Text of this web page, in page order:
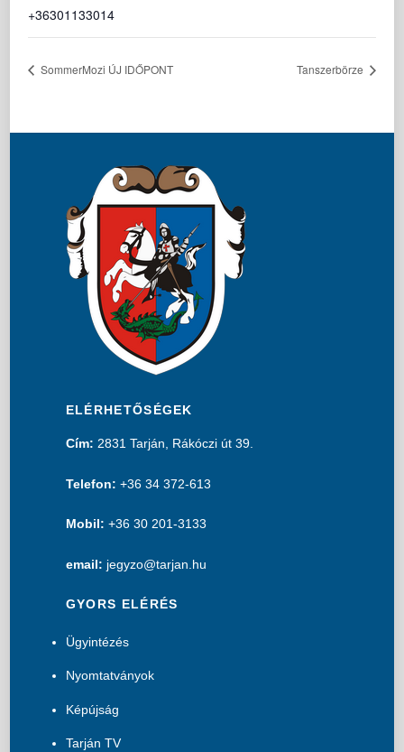
+36301133014
SommerMozi ÚJ IDŐPONT Tanszerbörze
ELÉRHETŐSÉGEK
Cím: 2831 Tarján, Rákóczi út 39.
Telefon: +36 34 372-613
Mobil: +36 30 201-3133
email: jegyzo@tarjan.hu
GYORS ELÉRÉS
Ügyintézés
Nyomtatványok
Képújság
Tarján TV